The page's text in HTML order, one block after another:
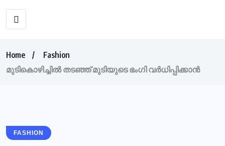
Home
Fashion
മുടികൊഴിച്ചില്‍ തടഞ്ഞ് മുടിയുടെ ഭംഗി വര്‍ധിപ്പിക്കാന്‍
FASHION